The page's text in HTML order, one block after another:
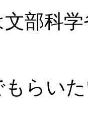
部科
らい